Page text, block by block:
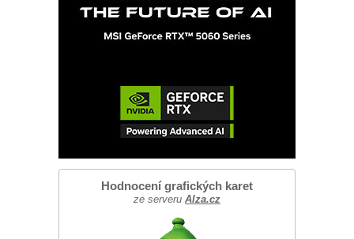
Hodnocení grafických karet
ze serveru Alza.cz